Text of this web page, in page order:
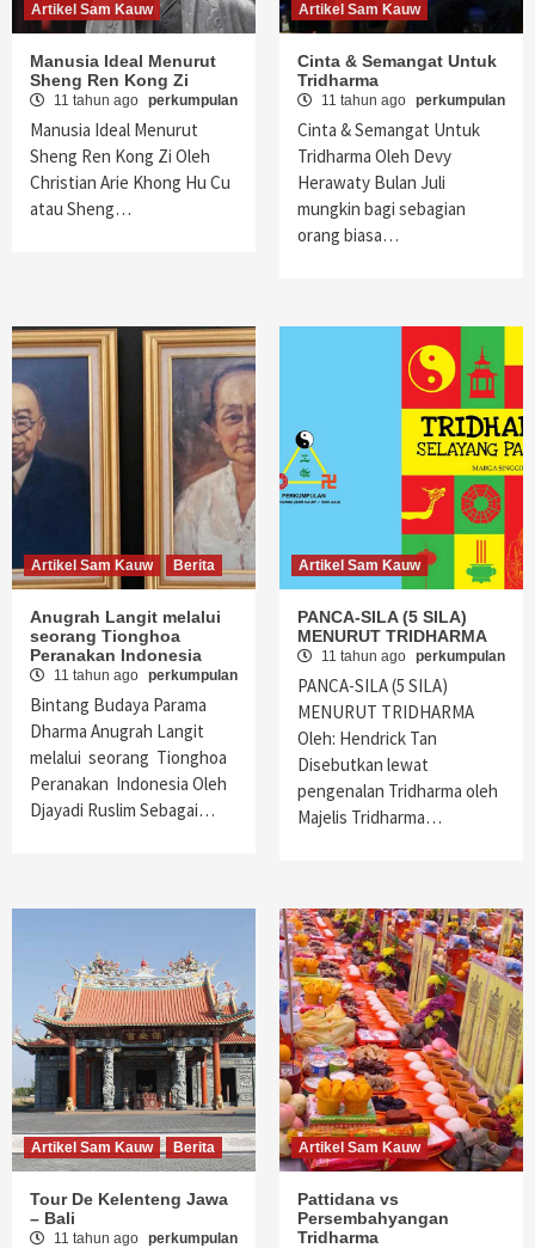
Artikel Sam Kauw
Manusia Ideal Menurut
Sheng Ren Kong Zi
11 tahun ago perkumpulan
Manusia Ideal Menurut
Sheng Ren Kong Zi Oleh
Christian Arie Khong Hu Cu
atau Sheng…
Artikel Sam Kauw
Cinta & Semangat Untuk
Tridharma
11 tahun ago perkumpulan
Cinta & Semangat Untuk
Tridharma Oleh Devy
Herawaty Bulan Juli
mungkin bagi sebagian
orang biasa…
Artikel Sam Kauw Berita
Anugrah Langit melalui
seorang Tionghoa
Peranakan Indonesia
11 tahun ago perkumpulan
Bintang Budaya Parama
Dharma Anugrah Langit
melalui seorang Tionghoa
Peranakan Indonesia Oleh
Djayadi Ruslim Sebagai…
Artikel Sam Kauw
PANCA-SILA (5 SILA)
MENURUT TRIDHARMA
11 tahun ago perkumpulan
PANCA-SILA (5 SILA)
MENURUT TRIDHARMA
Oleh: Hendrick Tan
Disebutkan lewat
pengenalan Tridharma oleh
Majelis Tridharma…
Artikel Sam Kauw Berita
Tour De Kelenteng Jawa
– Bali
11 tahun ago perkumpulan
Artikel Sam Kauw
Pattidana vs
Persembahyangan
Tridharma